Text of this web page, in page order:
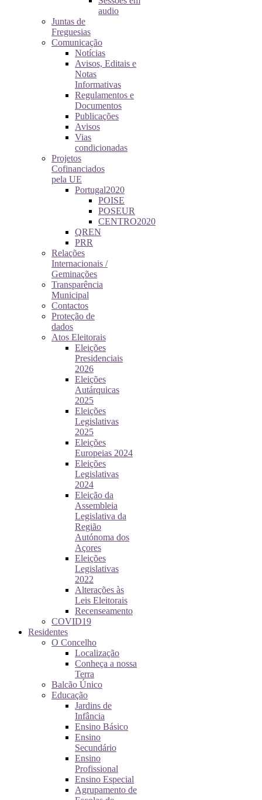
audio
Juntas de
Freguesias
Comunicação
Notícias
Avisos, Editais e
Notas
Informativas
Regulamentos e
Documentos
Publicações
Avisos
Vias
condicionadas
Projetos
Cofinanciados
pela UE
Portugal2020
POISE
POSEUR
CENTRO2020
QREN
PRR
Relações
Internacionais /
Geminações
Transparência
Municipal
Contactos
Proteção de
dados
Atos Eleitorais
Eleições
Presidenciais
2026
Eleições
Autárquicas
2025
Eleições
Legislativas
2025
Eleições
Europeias 2024
Eleições
Legislativas
2024
Eleição da
Assembleia
Legislativa da
Região
Autónoma dos
Açores
Eleições
Legislativas
2022
Alterações às
Leis Eleitorais
Recenseamento
COVID19
Residentes
O Concelho
Localização
Conheça a nossa
Terra
Balcão Único
Educação
Jardins de
Infância
Ensino Básico
Ensino
Secundário
Ensino
Profissional
Ensino Especial
Agrupamento de